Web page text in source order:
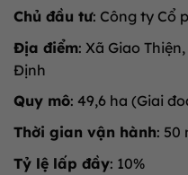
Chủ đầu tư: Công ty Cổ
Địa điểm: Xã Giao
Định
Quy mô: 49,6 ha (Giai
Thời gian vận hành: 50
Tỷ lệ lấp đầy: 10%